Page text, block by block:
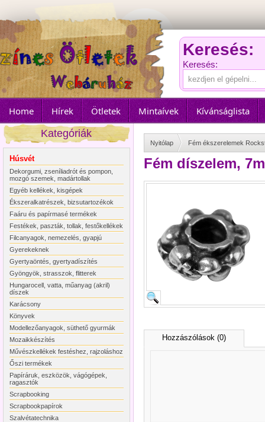
Keresés:
Keresés:
Home Hírek Ötletek Mintaívek
Kívánságlista
Kategóriák
Húsvét
Dekorgumi, zseníliadrót és pompon,
mozgó szemek, madártollak
Egyéb kellékek, kisgépek
Ékszeralkatrészek, bizsutartozékok
Faáru és papírmasé termékek
Festékek, paszták, tollak, festőkellékek
Filcanyagok, nemezelés, gyapjú
Gyerekeknek
Gyertyaöntés, gyertyadíszítés
Gyöngyök, strasszok, flitterek
Hungarocell, vatta, műanyag (akril)
díszek
Karácsony
Könyvek
Modellezőanyagok, süthető gyurmák
Mozaikkészítés
Művészkellékek festéshez, rajzoláshoz
Őszi termékek
Papíráruk, eszközök, vágógépek,
ragasztók
Scrapbooking
Scrapbookpapírok
Szalvétatechnika
Nyitólap Fém ékszerelemek
Fém díszelem,
Hozzászólások (0)